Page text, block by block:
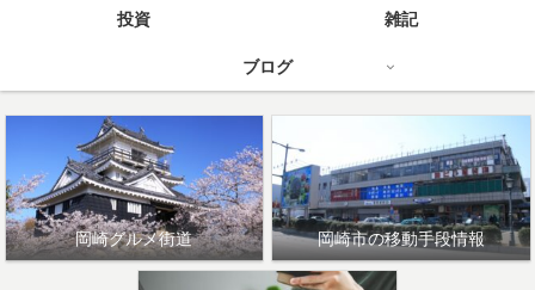
投資 雑記
ブログ
岡崎グルメ街道 岡崎市の移動手段情報